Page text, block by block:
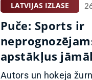
LATVIJAS IZLASE
Puče: Sports ir
apstākļus
Autors un hokeja